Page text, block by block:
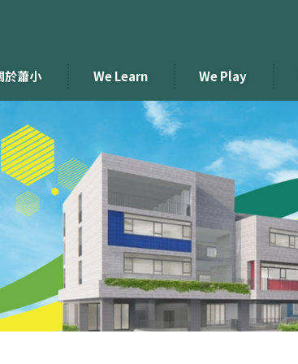
於蕭小 We Learn We Play